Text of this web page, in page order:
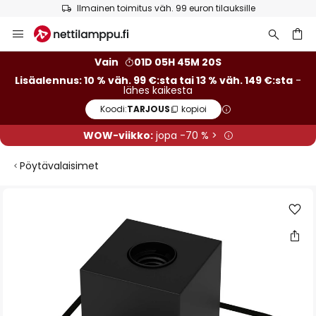
Ilmainen toimitus väh. 99 euron tilauksille
to
Vain
01D 05H 45M 19S
Lisäalennus: 10 % väh. 99 €:sta tai 13 % väh. 149 €:sta -
lähes kaikesta
Koodi:TARJOUS kopioi
WOW-viikko:jopa -70 % >
Pöytävalaisimet